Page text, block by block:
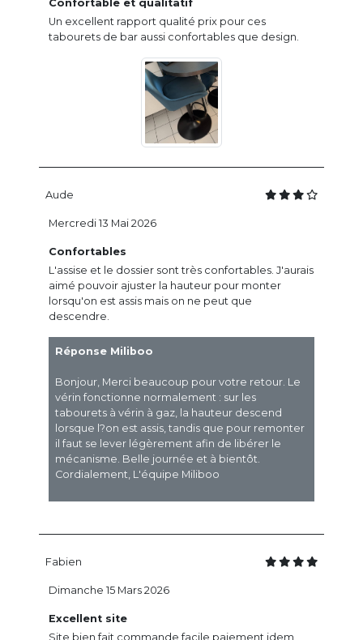
Confortable et qualitatif
Un excellent rapport qualité prix pour ces
tabourets de bar aussi confortables que design.
Aude
Confortables
L'assise et le dossier sont très confortables. J'aurais
aimé pouvoir ajuster la hauteur pour monter
lorsqu'on est assis mais on ne peut que
descendre.
Réponse Miliboo
Bonjour, Merci beaucoup pour votre retour. Le
vérin fonctionne normalement : sur les
tabourets à vérin à gaz, la hauteur descend
lorsque l?on est assis, tandis que pour remonter
il faut se lever légèrement afin de libérer le
mécanisme. Belle journée et à bientôt.
Cordialement, L'équipe Miliboo
Mercredi 13 Mai 2026
Fabien
Excellent site
Site bien fait commande facile paiement idem
Dimanche 15 Mars 2026